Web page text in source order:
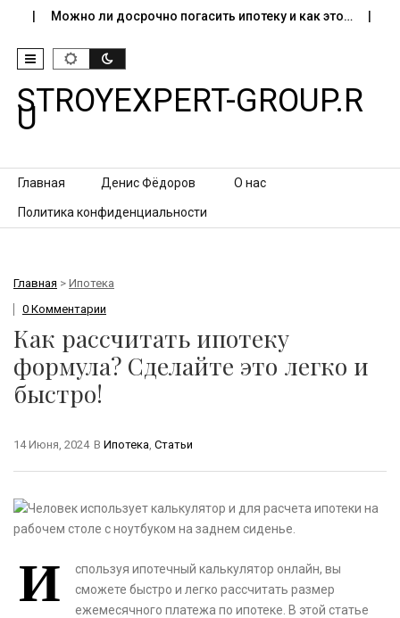
Можно ли досрочно погасить ипотеку и как это…
STROYEXPERT-GROUP.R
U
Перейти к контенту
Главная Денис Фёдоров О нас
Политика конфиденциальности
Главная > Ипотека
0 Комментарии
Как рассчитать ипотеку
формула? Сделайте это легко и
быстро!
В Ипотека, Статьи
14 Июня, 2024
И
спользуя ипотечный калькулятор онлайн, вы
сможете быстро и легко рассчитать размер
ежемесячного платежа по ипотеке. В этой статье